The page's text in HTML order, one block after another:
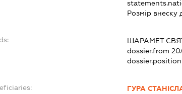
Розмір внеску
ШАРАМЕТ
dossier.from
ГУРА